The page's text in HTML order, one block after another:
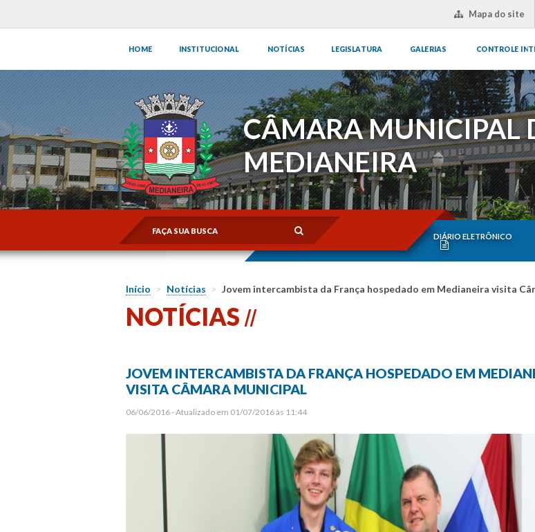
Mapa do site
HOME INSTITUCIONAL NOTÍCIAS LEGISLATURA GALERIAS CONTROLE
CÂMARA MUNICIPAL
MEDIANEIRA
DIÁRIO ELETRÔNICO
Início > Notícias > Jovem intercambista da França hospedado em Medianeira visita
NOTÍCIAS
JOVEM INTERCAMBISTA DA FRANÇA HOSPEDADO EM
VISITA CÂMARA MUNICIPAL
06/06/2016 - Atualizado em 01/07/2016 às 11:44